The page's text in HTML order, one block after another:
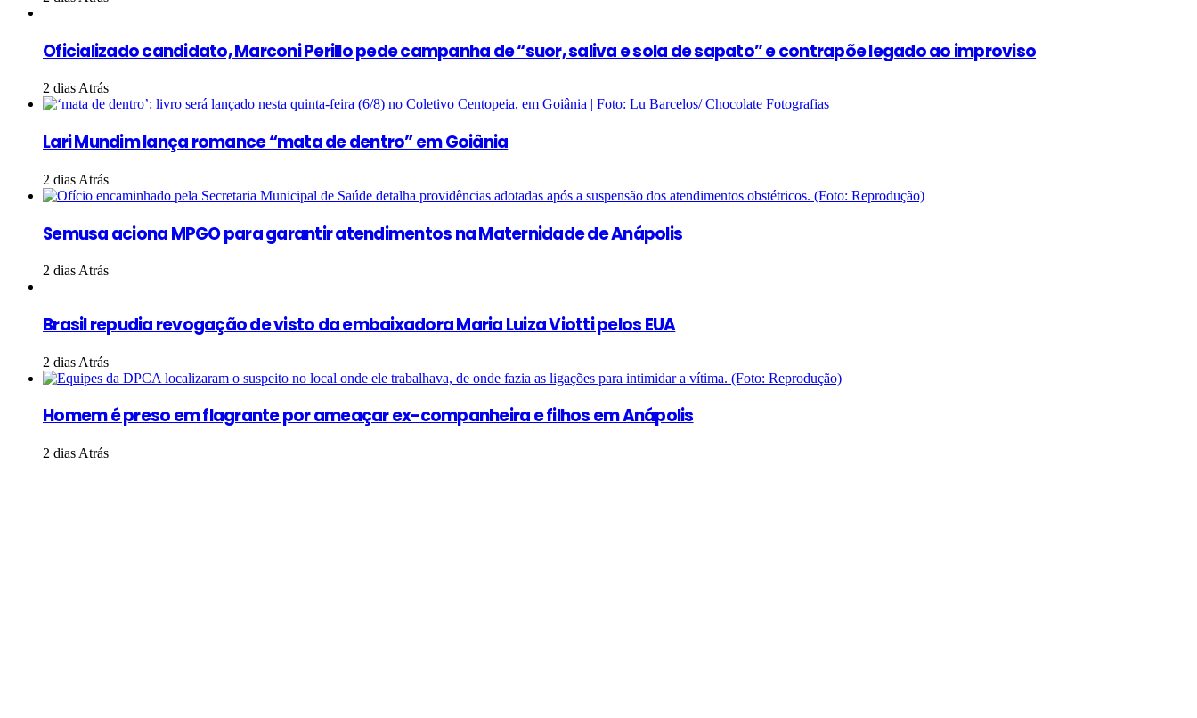
Oficializado candidato, Marconi Perillo pede campanha de “suor, saliva e sola de sapato” e contrapõe legado ao improviso
2 dias Atrás
Lari Mundim lança romance “mata de dentro” em Goiânia
2 dias Atrás
Semusa aciona MPGO para garantir atendimentos na Maternidade de Anápolis
2 dias Atrás
Brasil repudia revogação de visto da embaixadora Maria Luiza Viotti pelos EUA
2 dias Atrás
Homem é preso em flagrante por ameaçar ex-companheira e filhos em Anápolis
2 dias Atrás